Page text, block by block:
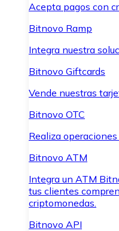
Acepta pagos con
Bitnovo Ramp
Integra nuestra
Bitnovo Giftcards
Vende nuestras
Bitnovo OTC
Realiza
Bitnovo ATM
Integra un ATM
tus clientes
criptomonedas.
Bitnovo API